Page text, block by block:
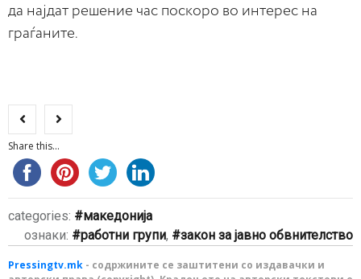
да најдат решение час поскоро во интерес на
граѓаните.
Share this...
categories:
македонија
ознаки:
работни групи, закон за јавно обвнителство
Pressingtv.mk - содржините се заштитени со издавачки и